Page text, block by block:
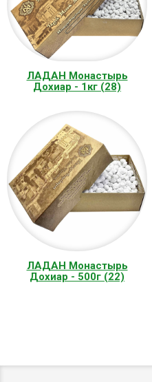
ЛАДАН Монастырь
Дохиар - 1кг (28)
ЛАДАН Монастырь
Дохиар - 500г (22)